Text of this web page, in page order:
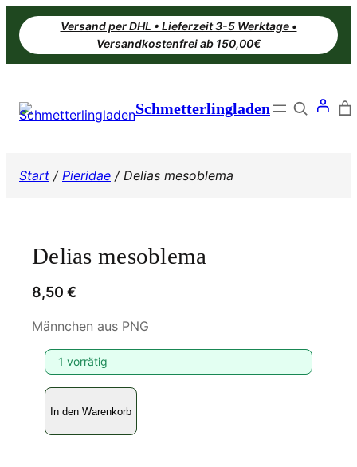
Zum
Inhalt
springen
Versand per DHL • Lieferzeit 3-5 Werktage •
Versandkostenfrei ab 150,00€
Schmetterlingladen Search
Start / Pieridae / Delias mesoblema
Delias mesoblema
8,50 €
Männchen aus PNG
1 vorrätig
D
l
In den Warenkorb